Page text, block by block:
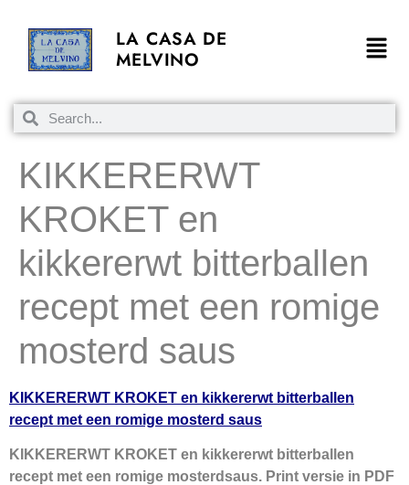
LA CASA DE
MELVINO
KIKKERERWT
KROKET en
kikkererwt bitterballen
recept met een romige
mosterd saus
KIKKERERWT KROKET en kikkererwt bitterballen
recept met een romige mosterd saus
KIKKERERWT KROKET en kikkererwt bitterballen
recept met een romige mosterdsaus. Print versie in PDF